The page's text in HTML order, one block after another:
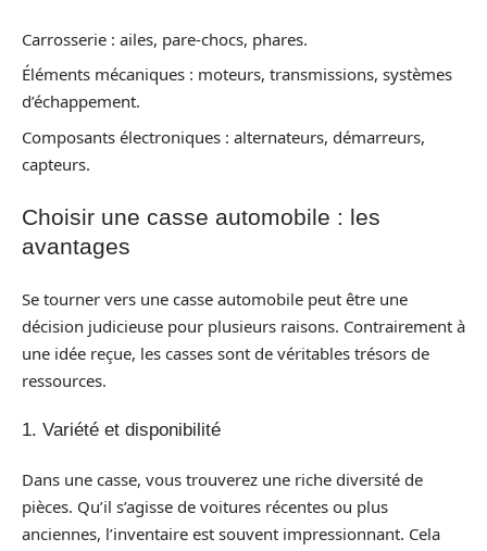
Carrosserie : ailes, pare-chocs, phares.
Éléments mécaniques : moteurs, transmissions, systèmes
d’échappement.
Composants électroniques : alternateurs, démarreurs,
capteurs.
Choisir une casse automobile : les
avantages
Se tourner vers une casse automobile peut être une
décision judicieuse pour plusieurs raisons. Contrairement à
une idée reçue, les casses sont de véritables trésors de
ressources.
1. Variété et disponibilité
Dans une casse, vous trouverez une riche diversité de
pièces. Qu’il s’agisse de voitures récentes ou plus
anciennes, l’inventaire est souvent impressionnant. Cela